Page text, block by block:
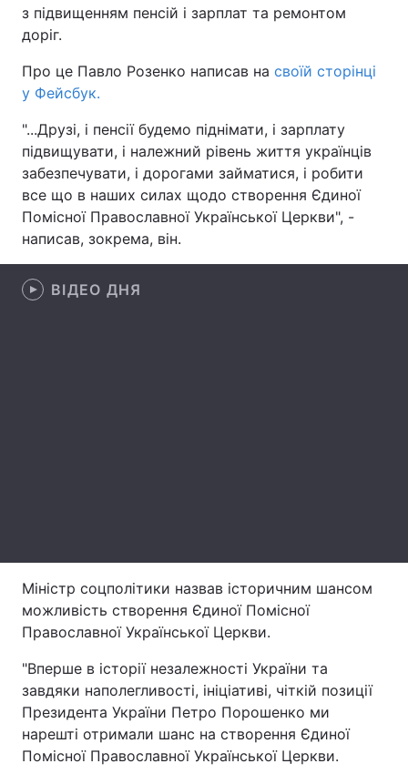
Головна
Україна
Економіка Світ
Спорт Наука
Техно і зв'язок Лайт
Зброя
Здоров'я
Контакти
Послуги
з підвищенням пенсій і зарплат та ремонтом
доріг.
Про це Павло Розенко написав на своїй сторінці
у Фейсбук.
"...Друзі, і пенсії будемо піднімати, і зарплату
підвищувати, і належний рівень життя українців
забезпечувати, і дорогами займатися, і робити
все що в наших силах щодо створення Єдиної
Помісної Православної Української Церкви", -
написав, зокрема, він.
ВІДЕО ДНЯ
Міністр соцполітики назвав історичним шансом
можливість створення Єдиної Помісної
Православної Української Церкви.
"Вперше в історії незалежності України та
завдяки наполегливості, ініціативі, чіткій позиції
Президента України Петро Порошенко ми
нарешті отримали шанс на створення Єдиної
Помісної Православної Української Церкви.